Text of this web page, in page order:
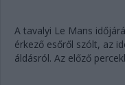
A tavalyi Le Mans
érkező esőről szólt, az
áldásról. Az előző